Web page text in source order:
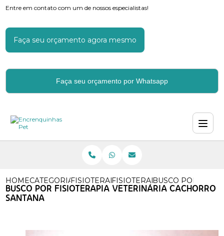
Entre em contato com um de nossos especialistas!
Faça seu orçamento agora mesmo
Faça seu orçamento por Whatsapp
HOMECATEGORIASFISIOTERAPIA VETERINARIA
FISIOTERAPIA VETERINARIA
BUSCO POR
BUSCO POR FISIOTERAPIA VETERINÁRIA CACHORRO
SANTANA